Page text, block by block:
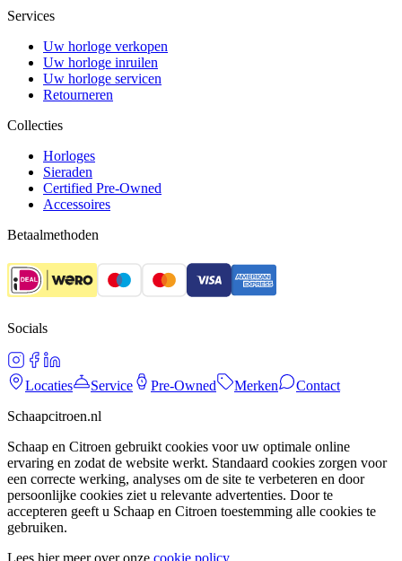
Services
Uw horloge verkopen
Uw horloge inruilen
Uw horloge servicen
Retourneren
Collecties
Horloges
Sieraden
Certified Pre-Owned
Accessoires
Betaalmethoden
Socials
Locaties Service Pre-Owned Merken
Contact
Schaapcitroen.nl
Schaap en Citroen gebruikt cookies voor uw optimale online
ervaring en zodat de website werkt. Standaard cookies zorgen voor
een correcte werking, analyses om de site te verbeteren en door
persoonlijke cookies ziet u relevante advertenties. Door te
accepteren geeft u Schaap en Citroen toestemming alle cookies te
gebruiken.
Lees hier meer over onze cookie policy